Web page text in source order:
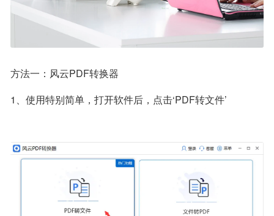
方法一：风云PDF转换器
1、使用特别简单，打开软件后，点击‘PDF转文件’